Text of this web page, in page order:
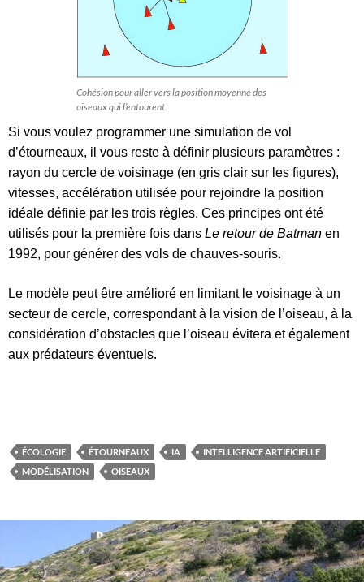
Cohésion pour aller vers la position moyenne des
oiseaux qui l’entourent.
Si vous voulez programmer une simulation de vol
d’étourneaux, il vous reste à définir plusieurs paramètres :
rayon du cercle de voisinage (en gris clair sur les figures),
vitesses, accélération utilisée pour rejoindre la position
idéale définie par les trois règles. Ces principes ont été
utilisés pour la première fois dans Le retour de Batman en
1992, pour générer des vols de chauves-souris.
Le modèle peut être amélioré en limitant le voisinage à un
secteur de cercle, correspondant à la vision de l’oiseau, à la
considération d’obstacles que l’oiseau évitera et également
aux prédateurs éventuels.
ÉCOLOGIE ÉTOURNEAUX IA
INTELLIGENCE ARTIFICIELLE
MODÉLISATION
OISEAUX